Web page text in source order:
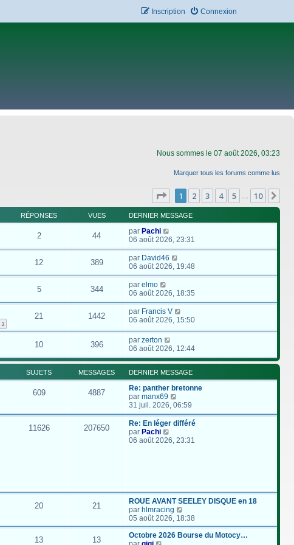
Connexion
Inscription
Nous sommes le 07 août 2026, 03:23
Marquer tous les forums comme lus
Page 1sur10
1 2 3 4 5 10
RÉPONSES VUES DERNIER MESSAGE
2 44 par Pachi
06 août 2026, 23:31
12 389 par David46
06 août 2026, 19:48
5 344 par elmo
06 août 2026, 18:35
2
21 1442 par Francis V
06 août 2026, 15:50
10 396 par zerton
06 août 2026, 12:44
SUJETS MESSAGES DERNIER MESSAGE
609 4887
Re: panther bretonne
par manx69
o
n
s
l
e
r
n
e
31 juil. 2026, 06:59
11626 207650
Re: En léger différé
par Pachi
o
e
r
l
e
d
e
06 août 2026, 23:31
20 21
ROUE AVANT SEELEY DISQUE en 18
par hlmracing
o
n
s
05 août 2026, 18:38
13 13
Octobre 2026 Bourse du Motocy…